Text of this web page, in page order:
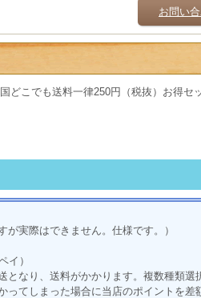
お問い
どこでも送料一律250円（税抜）お得セ
が実際はできません。仕様です。）
イ）
なり、送料がかかります。複数種類
てしまった場合に当店のポイントを